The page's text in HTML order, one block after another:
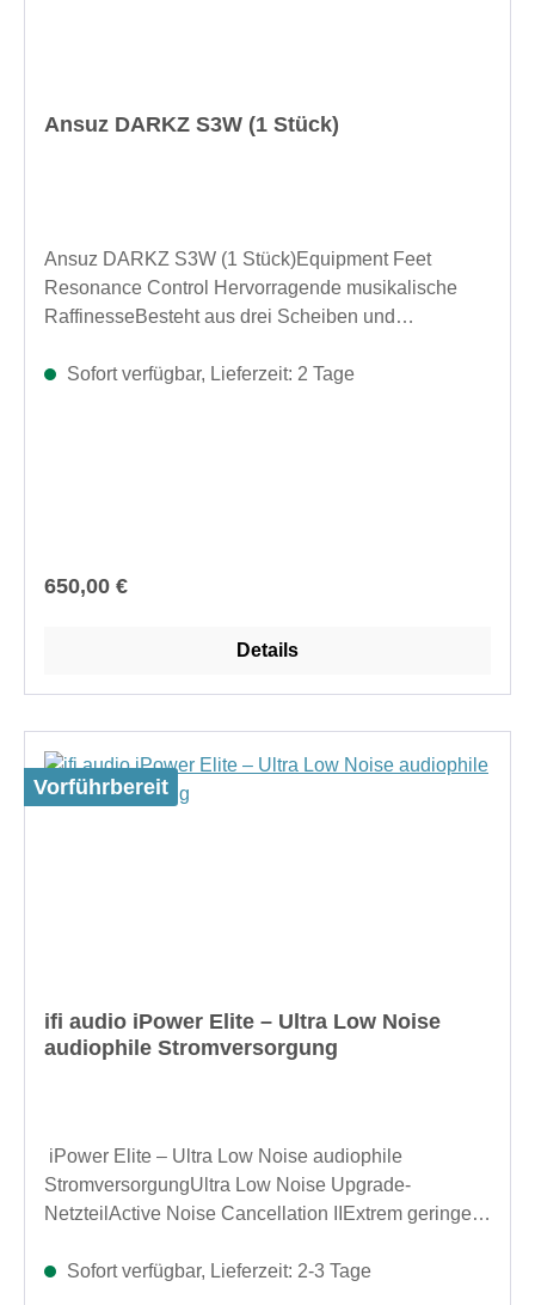
Ansuz DARKZ S3W (1 Stück)
Ansuz DARKZ S3W (1 Stück)Equipment Feet
Resonance Control Hervorragende musikalische
RaffinesseBesteht aus drei Scheiben und
Kontaktpunkte konzentrieren. Dadurch können
werden kann.
Sofort verfügbar, Lieferzeit: 2 Tage
Regulärer Preis:
650,00 €
Details
Vorführbereit
ifi audio iPower Elite – Ultra Low Noise
audiophile Stromversorgung
iPower Elite – Ultra Low Noise audiophile
StromversorgungUltra Low Noise Upgrade-
NetzteilActive Noise Cancellation IIExtrem geringes
integriertem KühlkörperErhältlich in 5V/5A, 12V/4A,
Sofort verfügbar, Lieferzeit: 2-3 Tage